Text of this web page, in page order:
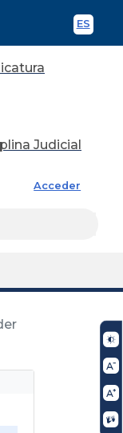
ES
Acceder